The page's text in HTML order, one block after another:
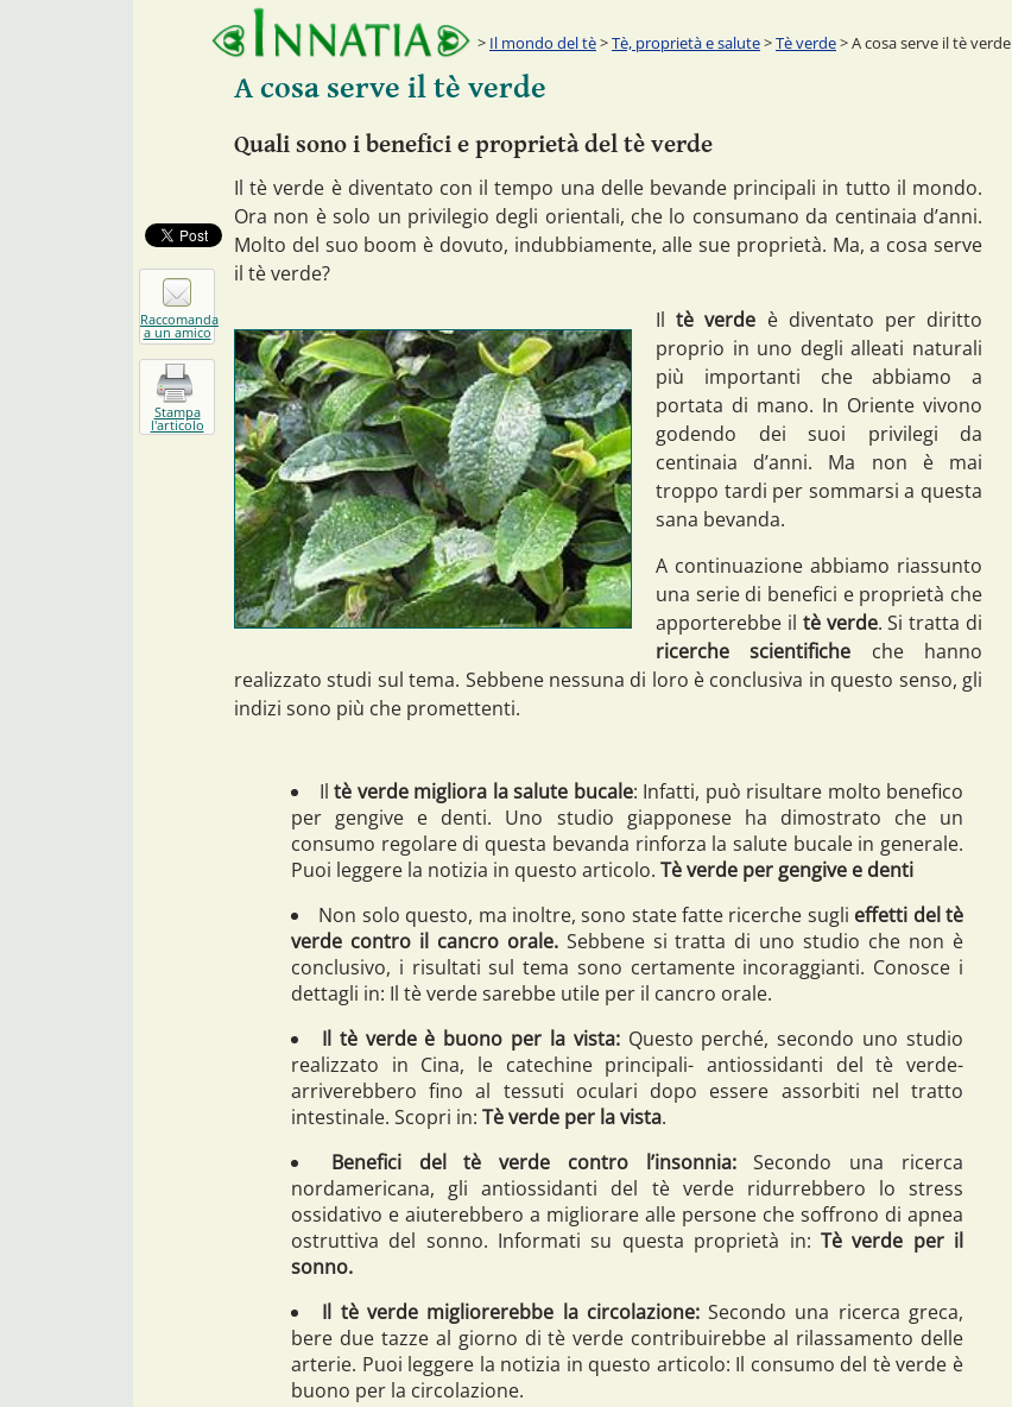
Il mondo del tè>Tè, proprietà e salute>Tè verde> A cosa serve il tè verde
A cosa serve il tè verde
Quali sono i benefici e proprietà del tè verde
Il tè verde è diventato con il tempo una delle bevande principali in tutto il mondo.
Ora non è solo un privilegio degli orientali, che lo consumano da centinaia d’anni.
Molto del suo boom è dovuto, indubbiamente, alle sue proprietà. Ma, a cosa serve
il tè verde?
Iltè verde è diventato per diritto
proprio in uno degli alleati naturali
più importanti che abbiamo a
portata di mano. In Oriente vivono
godendo dei suoi privilegi da
centinaia d’anni. Ma non è mai
troppo tardi per sommarsi a questa
sana bevanda.
A continuazione abbiamo riassunto
una serie di benefici e proprietà che
apporterebbe il tè verde. Si tratta di
ricerche scientifiche che hanno
realizzato studi sul tema. Sebbene nessuna di loro è conclusiva in questo senso, gli
indizi sono più che promettenti.
Il tè verde migliora la salute bucale: Infatti, può risultare molto benefico
per gengive e denti. Uno studio giapponese ha dimostrato che un
consumo regolare di questa bevanda rinforza la salute bucale in generale.
Puoi leggere la notizia in questo articolo. Tè verde per gengive e denti
Non solo questo, ma inoltre, sono state fatte ricerche sugli effetti del tè
verde contro il cancro orale.Sebbene si tratta di uno studio che non è
conclusivo, i risultati sul tema sono certamente incoraggianti. Conosce i
dettagli in: Il tè verde sarebbe utile per il cancro orale.
Il tè verde è buono per la vista:Questo perché, secondo uno studio
realizzato in Cina, le catechine principali- antiossidanti del tè verde-
arriverebbero fino al tessuti oculari dopo essere assorbiti nel tratto
intestinale. Scopri in: Tè verde per la vista.
Benefici del tè verde contro l’insonnia:Secondo una ricerca
nordamericana, gli antiossidanti del tè verde ridurrebbero lo stress
ossidativo e aiuterebbero a migliorare alle persone che soffrono di apnea
ostruttiva del sonno. Informati su questa proprietà in: Tè verde per il
sonno.
Il tè verde migliorerebbe la circolazione:Secondo una ricerca greca,
bere due tazze al giorno di tè verde contribuirebbe al rilassamento delle
arterie. Puoi leggere la notizia in questo articolo: Il consumo del tè verde è
buono per la circolazione.
Raccomanda
a un amico
Stampa
l'articolo